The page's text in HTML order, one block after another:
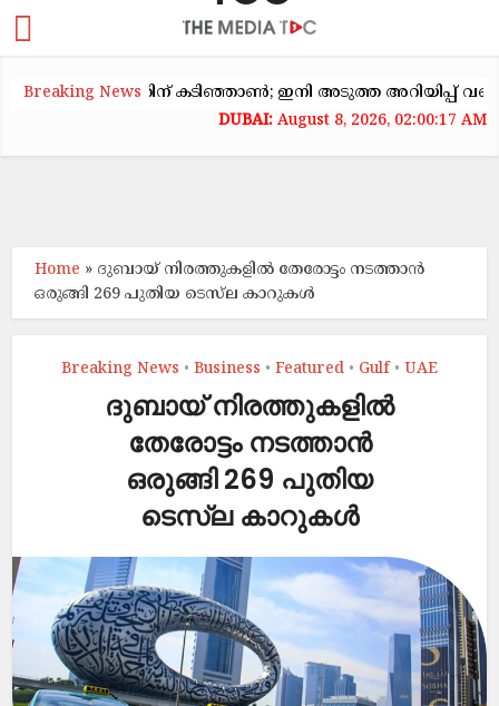
Breaking Newsകടിഞ്ഞാൺ; ഇനി അടുത്ത അറിയിപ്പ് വരെ
August 8, 2026, 02:00:17 AM
Home » ദുബായ് നിരത്തുകളിൽ തേരോട്ടം നടത്താൻ
ഒരുങ്ങി 269 പുതിയ ടെസ്‌ല കാറുകൾ
Breaking News • Business • Featured • Gulf • UAE
ദുബായ് നിരത്തുകളിൽ
തേരോട്ടം നടത്താൻ
ഒരുങ്ങി 269 പുതിയ
ടെസ്‌ല കാറുകൾ